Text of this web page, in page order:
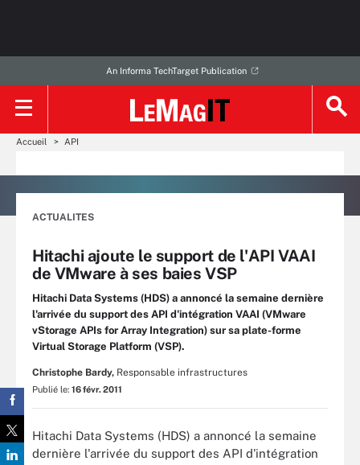
An Informa TechTarget Publication
Accueil API
ACTUALITES
Hitachi ajoute le support de l'API VAAI
de VMware à ses baies VSP
Hitachi Data Systems (HDS) a annoncé la semaine dernière
l'arrivée du support des API d'intégration VAAI (VMware
vStorage APIs for Array Integration) sur sa plate-forme
Virtual Storage Platform (VSP).
Christophe Bardy, Responsable infrastructures
Publié le: 16 févr. 2011
Hitachi Data Systems (HDS) a annoncé la semaine
dernière l'arrivée du support des API d'intégration